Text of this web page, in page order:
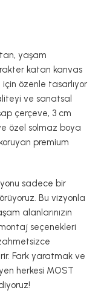
yaşam
katan kanvas
özenle tasarlıyor
ve sanatsal
çerçeve, 3 cm
özel solmaz boya
premium
sadece bir
Bu vizyonla
alanlarınızın
seçenekleri
Fark yaratmak ve
herkesi MOST